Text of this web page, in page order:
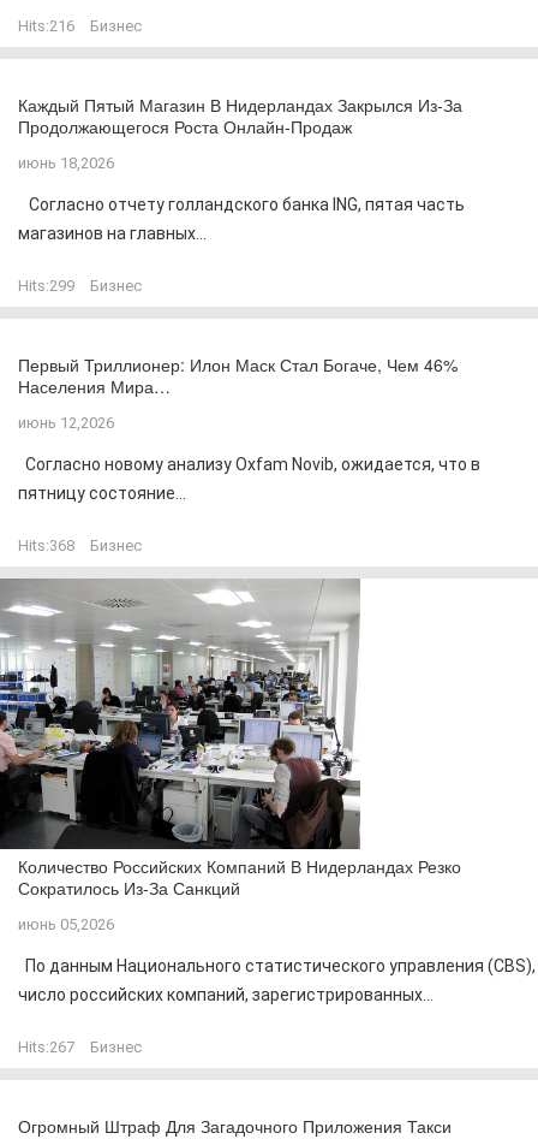
Hits:216 Бизнес
Каждый Пятый Магазин В Нидерландах Закрылся Из-За
Продолжающегося Роста Онлайн-Продаж
июнь 18,2026
Согласно отчету голландского банка ING, пятая часть
магазинов на главных...
Hits:299 Бизнес
Первый Триллионер: Илон Маск Стал Богаче, Чем 46%
Населения Мира…
июнь 12,2026
Согласно новому анализу Oxfam Novib, ожидается, что в
пятницу состояние...
Hits:368 Бизнес
Количество Российских Компаний В Нидерландах Резко
Сократилось Из-За Санкций
июнь 05,2026
По данным Национального статистического управления (CBS),
число российских компаний, зарегистрированных...
Hits:267 Бизнес
Огромный Штраф Для Загадочного Приложения Такси